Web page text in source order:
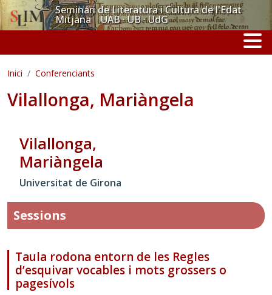
Vés al contingutSeminari de Literatura i Cultura de l'Edat
Mitjana UAB · UB · UdG
Inici Conferenciants
Vilallonga, Mariàngela
Vilallonga,
Mariàngela
Universitat de Girona
Sessions
Taula rodona entorn de les Regles
d’esquivar vocables i mots grossers o
pagesívols